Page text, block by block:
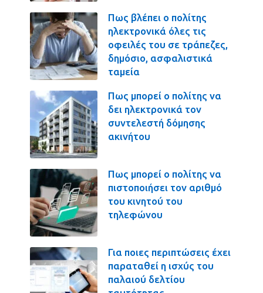
Πως βλέπει ο πολίτης
ηλεκτρονικά όλες τις
οφειλές του σε τράπεζες,
δημόσιο, ασφαλιστικά
ταμεία
Πως μπορεί ο πολίτης να
δει ηλεκτρονικά τον
συντελεστή δόμησης
ακινήτου
Πως μπορεί ο πολίτης να
πιστοποιήσει τον αριθμό
του κινητού του
τηλεφώνου
Για ποιες περιπτώσεις έχει
παραταθεί η ισχύς του
παλαιού δελτίου